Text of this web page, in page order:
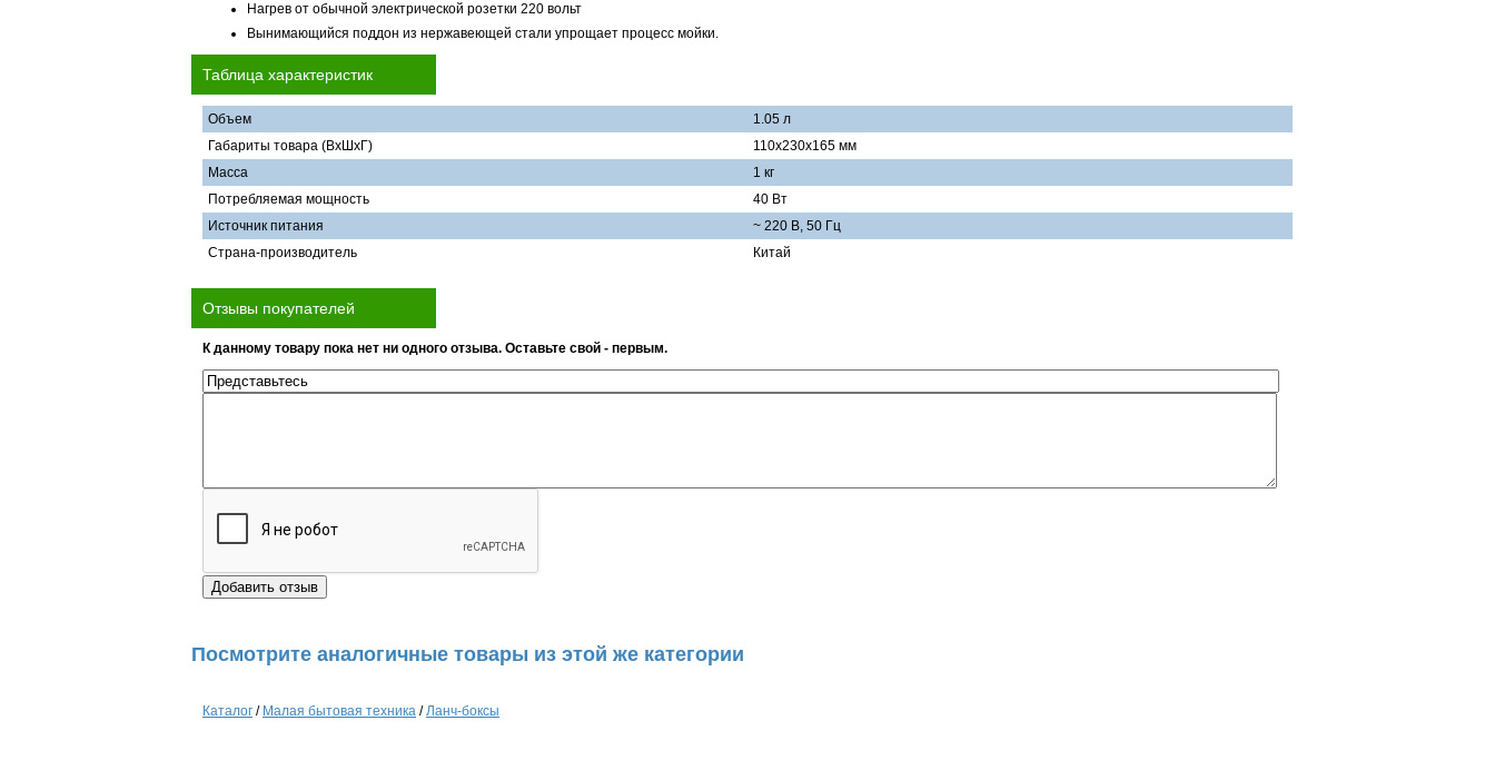
Нагрев от обычной электрической розетки 220 вольт
Вынимающийся поддон из нержавеющей стали упрощает процесс мойки.
Таблица характеристик
Объем
1.05 л
Габариты товара (ВхШхГ)
110х230x165 мм
Масса
1 кг
Потребляемая мощность
40 Вт
Источник питания
~ 220 В, 50 Гц
Страна-производитель
Китай
Отзывы покупателей
К данному товару пока нет ни одного отзыва. Оставьте свой - первым.
Посмотрите аналогичные товары из этой же категории
Каталог / Малая бытовая техника /Ланч-боксы